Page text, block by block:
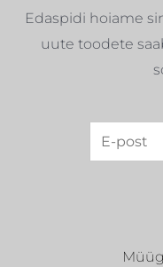
Edaspidi hoiame
uute toodete